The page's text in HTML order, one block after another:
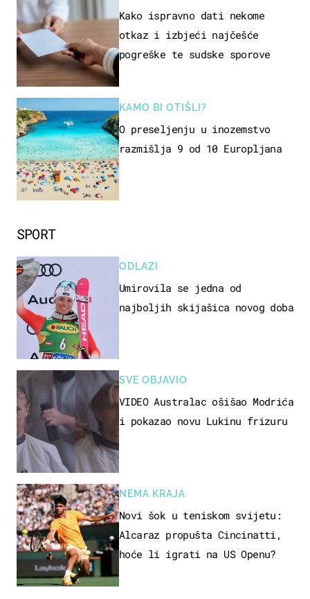
SPORT
ODLAZI
Umirovila se jedna od
najboljih skijašica novog doba
SVE OBJAVIO
VIDEO Australac ošišao Modrića
i pokazao novu Lukinu frizuru
NEMA KRAJA
Novi šok u teniskom svijetu:
Alcaraz propušta Cincinatti,
hoće li igrati na US Openu?
Kako ispravno dati nekome
otkaz i izbjeći najčešće
pogreške te sudske sporove
KAMO BI OTIŠLI?
O preseljenju u inozemstvo
razmišlja 9 od 10 Europljana